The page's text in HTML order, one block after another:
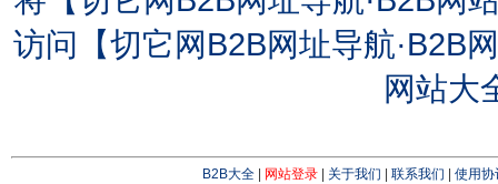
访问【切它网B2B网址导航·B2B
网站大
B2B大全| 网站登录| 关于我们 联系我们 使用协